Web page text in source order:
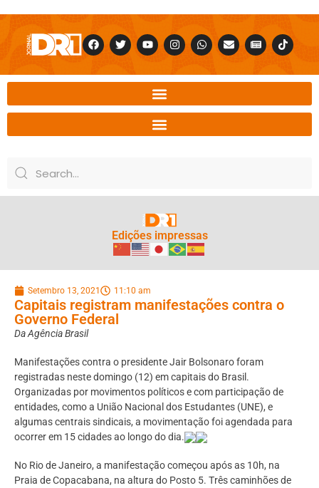
Edições impressas
Setembro 13, 2021 11:10 am
Capitais registram manifestações contra o
Governo Federal
Da Agência Brasil
Manifestações contra o presidente Jair Bolsonaro foram
registradas neste domingo (12) em capitais do Brasil.
Organizadas por movimentos políticos e com participação de
entidades, como a União Nacional dos Estudantes (UNE), e
algumas centrais sindicais, a movimentação foi agendada para
ocorrer em 15 cidades ao longo do dia.
No Rio de Janeiro, a manifestação começou após as 10h, na
Praia de Copacabana, na altura do Posto 5. Três caminhões de